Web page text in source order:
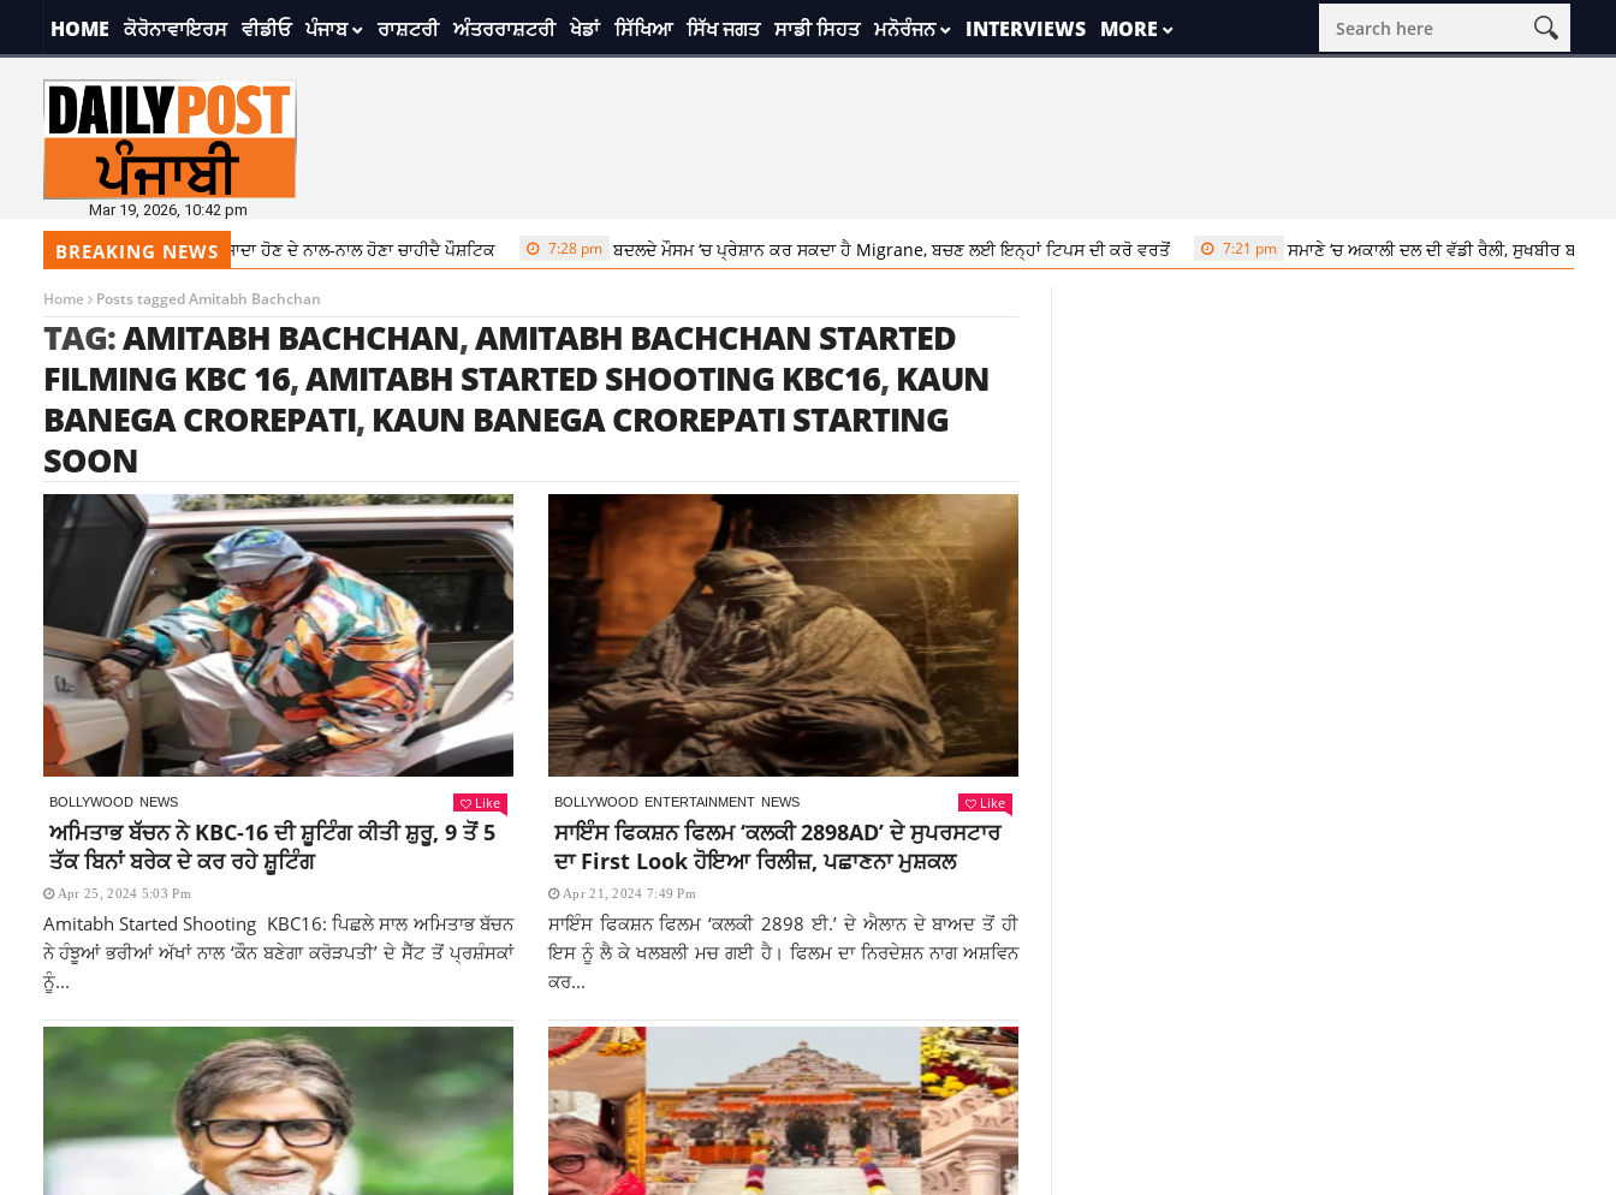
HOME ਕੋਰੋਨਾਵਾਇਰਸ ਵੀਡੀਓ ਪੰਜਾਬ ਰਾਸ਼ਟਰੀ ਅੰਤਰਰਾਸ਼ਟਰੀ ਖੇਡਾਂ ਸਿੱਖਿਆ ਸਿੱਖ ਜਗਤ ਸਾਡੀ ਸਿਹਤ ਮਨੋਰੰਜਨ INTERVIEWS MORE
Mar 19, 2026, 10:42 pm
BREAKING NEWS
ਧਿਆਨ, ਖਾਣਾ ਸਾਦਾ ਹੋਣ ਦੇ ਨਾਲ-ਨਾਲ ਹੋਣਾ ਚਾਹੀਦੈ ਪੌਸ਼ਟਿਕ 7:28 pm ਬਦਲਦੇ ਮੌਸਮ ‘ਚ ਪ੍ਰੇਸ਼ਾਨ ਕਰ ਸਕਦਾ ਹੈ Migrane, ਬਚਣ ਲਈ ਇਨ੍ਹਾਂ ਟਿਪਸ ਦੀ ਕਰੋ ਵਰਤੋਂ 7:21 pm ਸਮਾਣੇ ‘ਚ ਅਕਾਲੀ ਦਲ ਦੀ ਵੱਡੀ ਰੈਲੀ, ਸੁਖਬੀਰ ਬਾਦਲ ਨੇ ਬੇਅਦਬੀ
Home Posts tagged Amitabh Bachchan
TAG:AMITABH BACHCHAN,AMITABH BACHCHAN STARTED
FILMING KBC 16,AMITABH STARTED SHOOTING KBC16, KAUN
BANEGA CROREPATI, KAUN BANEGA CROREPATI STARTING
SOON
BOLLYWOOD NEWS Like
ਅਮਿਤਾਭ ਬੱਚਨ ਨੇ KBC-16 ਦੀ ਸ਼ੂਟਿੰਗ ਕੀਤੀ ਸ਼ੁਰੂ, 9 ਤੋਂ 5
ਤੱਕ ਬਿਨਾਂ ਬਰੇਕ ਦੇ ਕਰ ਰਹੇ ਸ਼ੂਟਿੰਗ
Apr 25, 2024 5:03 Pm
Amitabh Started Shooting KBC16: ਪਿਛਲੇ ਸਾਲ ਅਮਿਤਾਭ ਬੱਚਨ
ਨੇ ਹੰਝੂਆਂ ਭਰੀਆਂ ਅੱਖਾਂ ਨਾਲ ‘ਕੌਨ ਬਣੇਗਾ ਕਰੋੜਪਤੀ’ ਦੇ ਸੈੱਟ ਤੋਂ ਪ੍ਰਸ਼ੰਸਕਾਂ
ਨੂੰ...
BOLLYWOOD ENTERTAINMENT NEWS Like
ਸਾਇੰਸ ਫਿਕਸ਼ਨ ਫਿਲਮ ‘ਕਲਕੀ 2898AD’ ਦੇ ​​ਸੁਪਰਸਟਾਰ
ਦਾ First Look ਹੋਇਆ ਰਿਲੀਜ਼, ਪਛਾਣਨਾ ਮੁਸ਼ਕਲ
Apr 21, 2024 7:49 Pm
ਸਾਇੰਸ ਫਿਕਸ਼ਨ ਫਿਲਮ ‘ਕਲਕੀ 2898 ਈ.’ ਦੇ ਐਲਾਨ ਦੇ ਬਾਅਦ ਤੋਂ ਹੀ
ਇਸ ਨੂੰ ਲੈ ਕੇ ਖਲਬਲੀ ਮਚ ਗਈ ਹੈ। ਫਿਲਮ ਦਾ ਨਿਰਦੇਸ਼ਨ ਨਾਗ ਅਸ਼ਵਿਨ
ਕਰ...